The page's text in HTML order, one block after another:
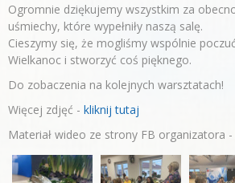
Ogromnie dziękujemy wszystkim za
uśmiechy, które wypełniły naszą salę.
Cieszymy się, że mogliśmy wspólnie
Wielkanoc i stworzyć coś pięknego.
Do zobaczenia na kolejnych warsztatach!
Więcej zdjęć - kliknij tutaj
Materiał wideo ze strony FB organizatora -